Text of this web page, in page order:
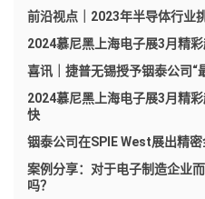
前沿视点｜2023年半导体行业
2024慕尼黑上海电子展3月精
喜讯｜捷普无锡授予铟泰公司“
2024慕尼黑上海电子展3月精
快
铟泰公司在SPIE West展出精
案例分享：对于电子制造企业
吗？